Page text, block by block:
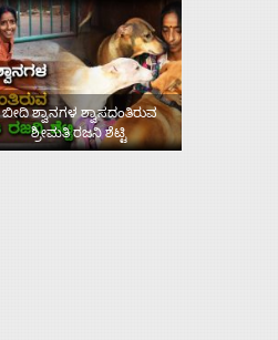
ಬೀದಿ ಶ್ವಾನಗಳ ಶ್ವಾಸದಂತಿರುವ
ಶ್ರೀಮತಿ ರಜನಿ ಶೆಟ್ಟಿ